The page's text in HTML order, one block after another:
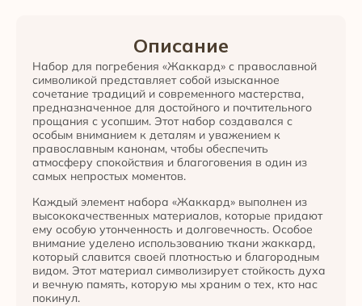
Описание
Набор для погребения «Жаккард» с православной
символикой представляет собой изысканное
сочетание традиций и современного мастерства,
предназначенное для достойного и почтительного
прощания с усопшим. Этот набор создавался с
особым вниманием к деталям и уважением к
православным канонам, чтобы обеспечить
атмосферу спокойствия и благоговения в один из
самых непростых моментов.
Каждый элемент набора «Жаккард» выполнен из
высококачественных материалов, которые придают
ему особую утонченность и долговечность. Особое
внимание уделено использованию ткани жаккард,
который славится своей плотностью и благородным
видом. Этот материал символизирует стойкость духа
и вечную память, которую мы храним о тех, кто нас
покинул.